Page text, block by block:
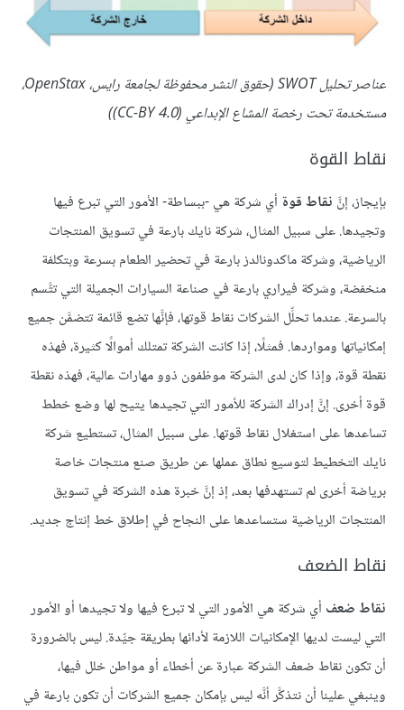
عناصر تحليل SWOT (حقوق النشر محفوظة لجامعة رايس، OpenStax،
مستخدمة تحت رخصة المشاع الإبداعي (CC-BY 4.0))
نقاط القوة
بإيجاز، إنَّ نقاط قوة أي شركة هي -ببساطة- الأمور التي تبرع فيها
وتجيدها. على سبيل المثال، شركة نايك بارعة في تسويق المنتجات
الرياضية، وشركة ماكدونالدز بارعة في تحضير الطعام بسرعة وبتكلفة
منخفضة، وشركة فيراري بارعة في صناعة السيارات الجميلة التي تتَّسم
بالسرعة. عندما تحلِّل الشركات نقاط قوتها، فإنَّها تضع قائمة تتضمَّن جميع
إمكانياتها ومواردها. فمثلًا، إذا كانت الشركة تمتلك أموالًا كثيرة، فهذه
نقطة قوة، وإذا كان لدى الشركة موظفون ذوو مهارات عالية، فهذه نقطة
قوة أخرى. إنَّ إدراك الشركة للأمور التي تجيدها يتيح لها وضع خطط
تساعدها على استغلال نقاط قوتها. على سبيل المثال، تستطيع شركة
نايك التخطيط لتوسيع نطاق عملها عن طريق صنع منتجات خاصة
برياضة أخرى لم تستهدفها بعد، إذ إنَّ خبرة هذه الشركة في تسويق
المنتجات الرياضية ستساعدها على النجاح في إطلاق خط إنتاج جديد.
نقاط الضعف
نقاط ضعف أي شركة هي الأمور التي لا تبرع فيها ولا تجيدها أو الأمور
التي ليست لديها الإمكانيات اللازمة لأدائها بطريقة جيِّدة. ليس بالضرورة
أن تكون نقاط ضعف الشركة عبارة عن أخطاء أو مواطن خلل فيها،
وينبغي علينا أن نتذكَّر أنَّه ليس بإمكان جميع الشركات أن تكون بارعة في